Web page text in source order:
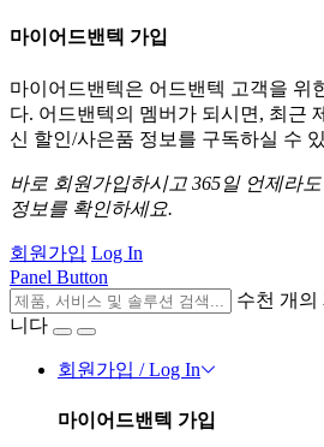
마이어드밴텍 가입
마이어드밴텍은 어드밴텍 고객을 위
다. 어드밴텍의 멤버가 되시면, 최근
신 할인/사은품 정보를 구독하실 수
바로 회원가입하시고 365일 언제라
정보를 확인하세요.
회원가입 Log In
Panel Button
수천 개의
니다
회원가입 / Log In
마이어드밴텍 가입